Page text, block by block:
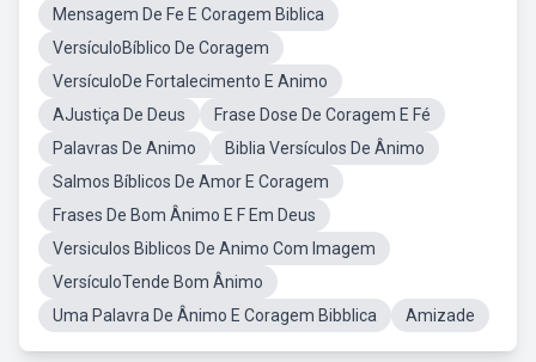
Mensagem De Fe E Coragem Biblica
VersículoBíblico De Coragem
VersículoDe Fortalecimento E Animo
AJustiça De Deus
Frase Dose De Coragem E Fé
Palavras De Animo
Biblia Versículos De Ânimo
Salmos Bíblicos De Amor E Coragem
Frases De Bom Ânimo E F Em Deus
Versiculos Biblicos De Animo Com Imagem
VersículoTende Bom Ânimo
Uma Palavra De Ânimo E Coragem Bibblica
Amizade